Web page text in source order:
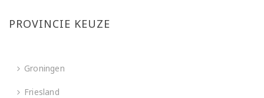
PROVINCIE KEUZE
Groningen
Friesland